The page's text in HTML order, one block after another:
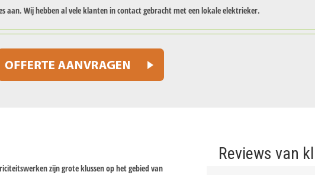
aan. Wij hebben al vele klanten in contact gebracht met een lokale elektrieker.
zijn grote klussen op het gebied van
Reviews van